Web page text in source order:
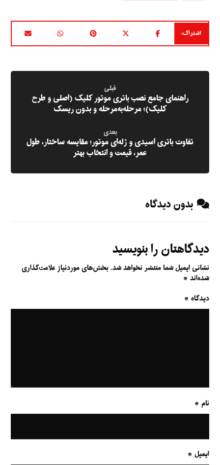
قبلی
راهنمای جامع نصب باتری موتور کلیک (اصلی و طرح
کلیک)؛ مرحله‌به‌مرحله و بدون ریسک
بعدی
تفاوت باتری اسیدی و ژله‌ای موتور؛ مقایسه ساختار، طول
عمر، قیمت و انتخاب بهتر
بدون دیدگاه
دیدگاهتان را بنویسید
نشانی ایمیل شما منتشر نخواهد شد.بخش‌های موردنیاز علامت‌گذاری
شده‌اند *
دیدگاه *
نام *
ایمیل *